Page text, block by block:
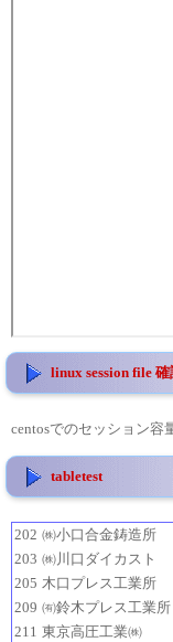
linux session file 確
centosでのセッション容
tabletest
202 ㈱小口合金鋳造所
203 ㈱川口ダイカスト
205 木口プレス工業所
209 ㈲鈴木プレス工業所
211 東京高圧工業㈱